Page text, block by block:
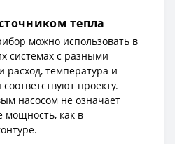
тепла
можно использовать в
системах с разными
расход, температура и
проекту.
насосом не означает
мощность, как в